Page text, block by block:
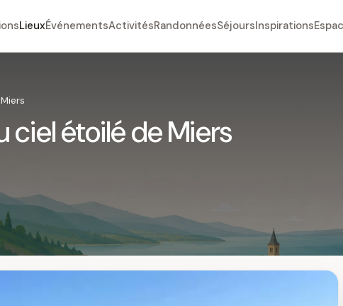
LieuxÉvénementsActivitésRandonnéesSéjoursInspirations
ciel étoilé de Miers